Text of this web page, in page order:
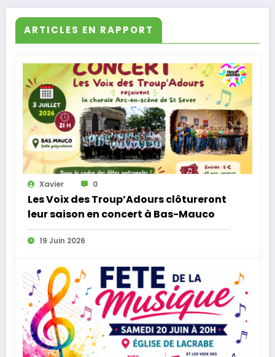
ARTICLES EN RAPPORT
Xavier 0
Les Voix des Troup’Adours clôtureront
leur saison en concert à Bas-Mauco
19 Juin 2026